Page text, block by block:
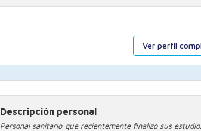
Ver perfil
Descripción personal
Personal sanitario que recientemente finalizó sus